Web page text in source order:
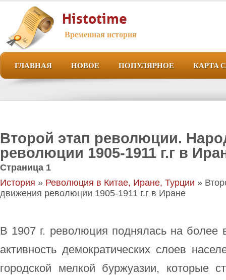
Histotime
Временная история
ГЛАВНАЯ НОВОЕ ПОПУЛЯРНОЕ КАРТА
Второй этап революции.
революции 1905-1911 г.г в
Страница 1
История » Революция в Китае, Иране, Турции »
движения революции 1905-1911 г.г в Иране
В 1907 г. революция поднялась на более
активность демократических слоев
городской мелкой буржуазии, которые